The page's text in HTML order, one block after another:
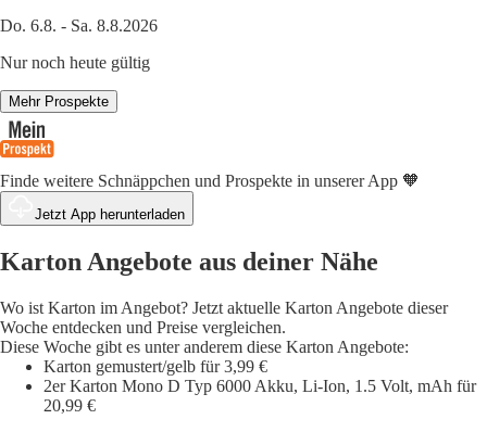
Do. 6.8. - Sa. 8.8.2026
Nur noch heute gültig
Mehr Prospekte
Finde weitere Schnäppchen und Prospekte in unserer App 🧡
Jetzt App herunterladen
Karton Angebote aus deiner Nähe
Wo ist Karton im Angebot? Jetzt aktuelle Karton Angebote dieser
Woche entdecken und Preise vergleichen.
Diese Woche gibt es unter anderem diese Karton Angebote:
Karton gemustert/gelb für 3,99 €
2er Karton Mono D Typ 6000 Akku, Li-Ion, 1.5 Volt, mAh für
20,99 €